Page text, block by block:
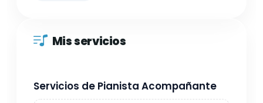
Mis servicios
Servicios de Pianista Acompañante